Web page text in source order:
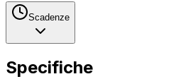
Scadenze
Specifiche